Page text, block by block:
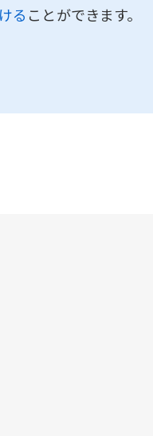
る ことができます。